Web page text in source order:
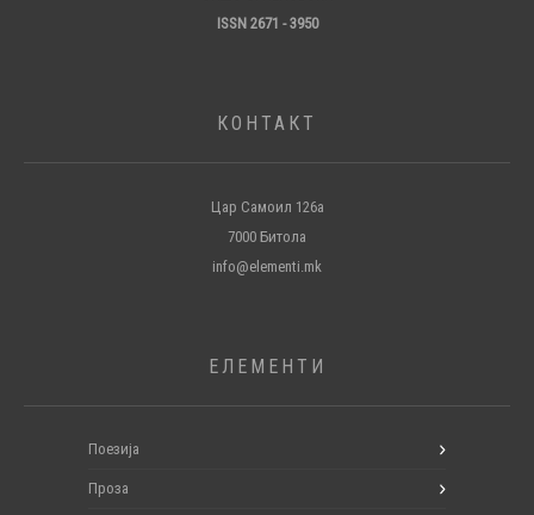
ISSN 2671 - 3950
КОНТАКТ
Цар Самоил 126а
7000 Битола
info@elementi.mk
ЕЛЕМЕНТИ
Поезија
Проза